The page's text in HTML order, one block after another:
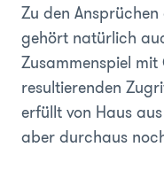
Zu den
gehört natürlich
Zusammenspiel
resultierenden
erfüllt von Haus
aber durchaus